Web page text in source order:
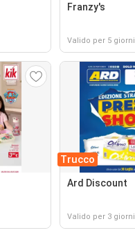
Franzy's
Valido per 5 giorni
Trucco
Ard Discount
Valido per 3 giorni